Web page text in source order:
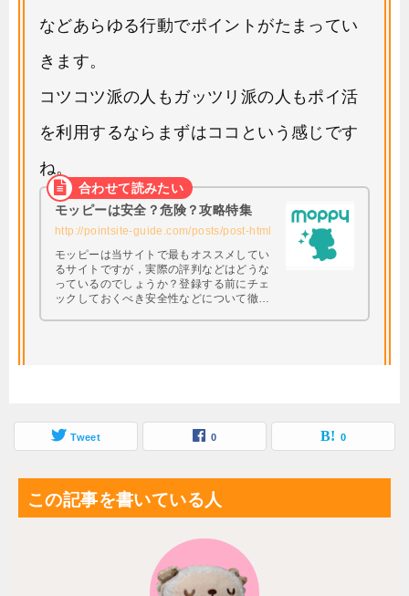
などあらゆる行動でポイントがたまってい
きます。
コツコツ派の人もガッツリ派の人もポイ活
を利用するならまずはココという感じです
ね。
モッピーは安全？危険？攻略特集
http://pointsite-guide.com/posts/post-html
モッピーは当サイトで最もオススメしてい
るサイトですが，実際の評判などはどうな
っているのでしょうか？登録する前にチェ
ックしておくべき安全性などについて徹底
Tweet 0 0
この記事を書いている人